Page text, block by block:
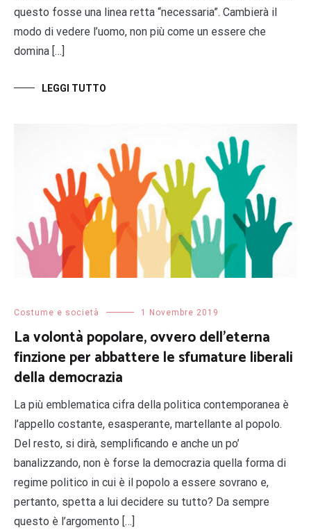
questo fosse una linea retta “necessaria”. Cambierà il
modo di vedere l’uomo, non più come un essere che
domina […]
LEGGI TUTTO
Costume e società 1 Novembre 2019
La volontà popolare, ovvero dell’eterna
finzione per abbattere le sfumature liberali
della democrazia
La più emblematica cifra della politica contemporanea è
l’appello costante, esasperante, martellante al popolo.
Del resto, si dirà, semplificando e anche un po’
banalizzando, non è forse la democrazia quella forma di
regime politico in cui è il popolo a essere sovrano e,
pertanto, spetta a lui decidere su tutto? Da sempre
questo è l’argomento […]